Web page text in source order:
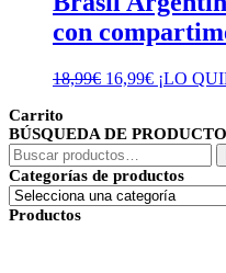
con
18,99€ El
era:
18,99€.
16,99€El
es:
¡LO
Carrito
BÚSQUEDA DE
Buscar
por:
Categorías de productos
Productos